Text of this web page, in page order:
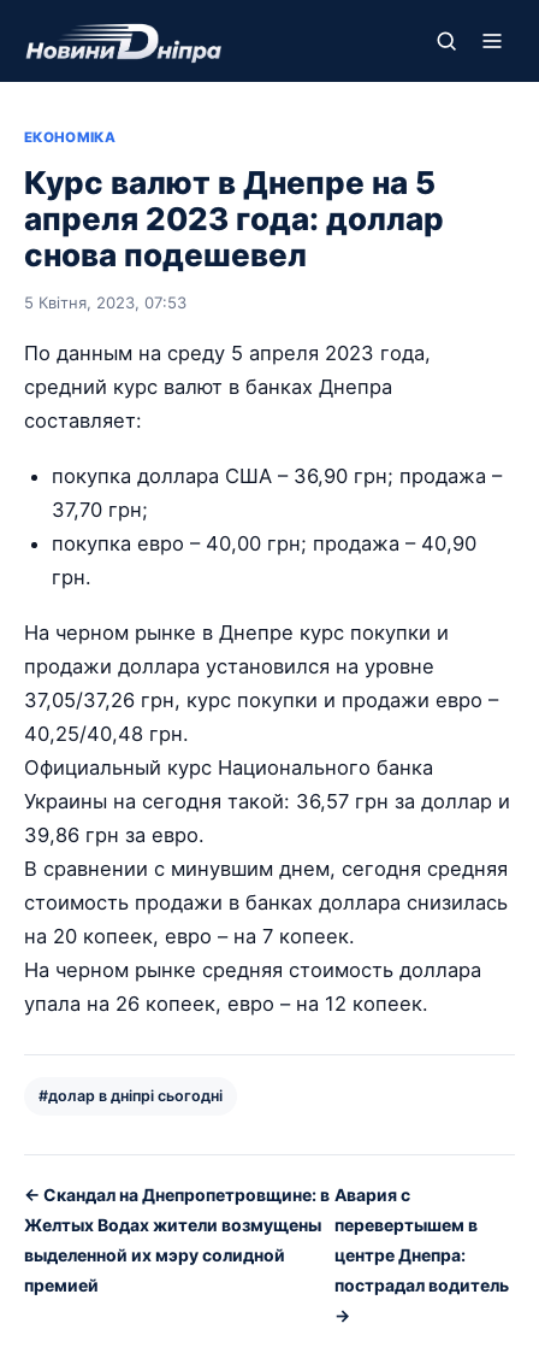
ЕКОНОМІКА
Курс валют в Днепре на 5
апреля 2023 года: доллар
снова подешевел
5 Квітня, 2023, 07:53
По данным на среду 5 апреля 2023 года,
средний курс валют в банках Днепра
составляет:
покупка доллара США – 36,90 грн; продажа –
37,70 грн;
покупка евро – 40,00 грн; продажа – 40,90
грн.
На черном рынке в Днепре курс покупки и
продажи доллара установился на уровне
37,05/37,26 грн, курс покупки и продажи евро –
40,25/40,48 грн.
Официальный курс Национального банка
Украины на сегодня такой: 36,57 грн за доллар и
39,86 грн за евро.
В сравнении с минувшим днем, сегодня средняя
стоимость продажи в банках доллара снизилась
на 20 копеек, евро – на 7 копеек.
На черном рынке средняя стоимость доллара
упала на 26 копеек, евро – на 12 копеек.
#долар в дніпрі сьогодні
← Скандал на Днепропетровщине: в
Желтых Водах жители возмущены
выделенной их мэру солидной
премией
Авария с
перевертышем в
центре Днепра:
пострадал водитель
→